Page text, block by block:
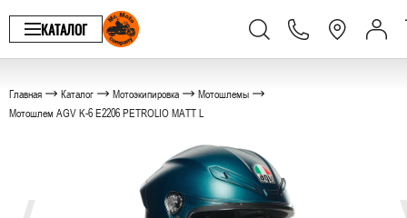
КАТАЛОГ
Главная Каталог Мотоэкипировка
Мотошлемы
Мотошлем AGV K-6 E2206 PETROLIO MATT L